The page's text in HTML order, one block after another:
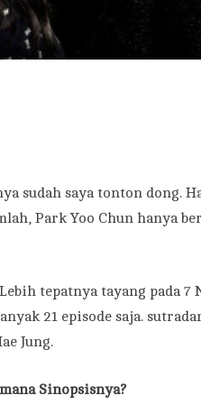
sudah saya tonton dong.
Park Yoo Chun hanya
tepatnya tayang pada 7
21 episode saja.
Jung.
Sinopsisnya?